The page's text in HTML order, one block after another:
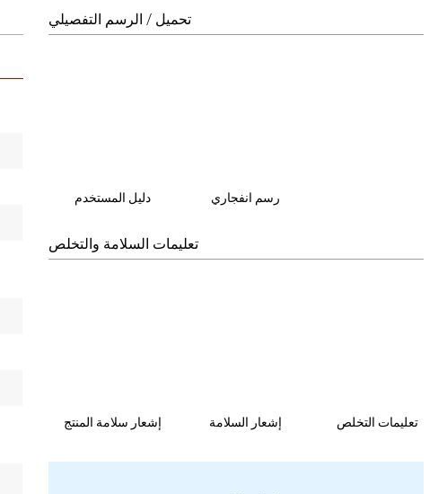
تحميل / الرسم التفصيلي
دليل المستخدم رسم انفجاري
تعليمات السلامة والتخلص
إشعار سلامة المنتج إشعار السلامة تعليمات التخلص